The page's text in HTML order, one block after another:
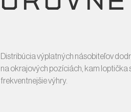
Distribúcia výplatných násobiteľov
na okrajových pozíciách, kam loptička
frekventnejšie výhry.